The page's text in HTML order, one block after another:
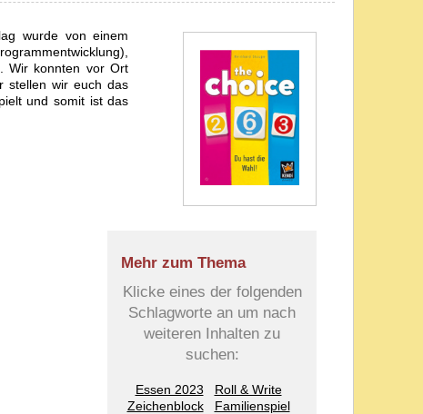
Mehr zum Thema
Klicke eines der folgenden
Schlagworte an um nach
weiteren Inhalten zu
suchen:
Essen 2023
Roll & Write
Zeichenblock
Familienspiel
wurde von einem
Wir konnten vor Ort
stellen wir euch das
und somit ist das